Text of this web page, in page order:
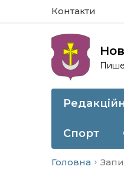
Контакти
Спорт
Головна